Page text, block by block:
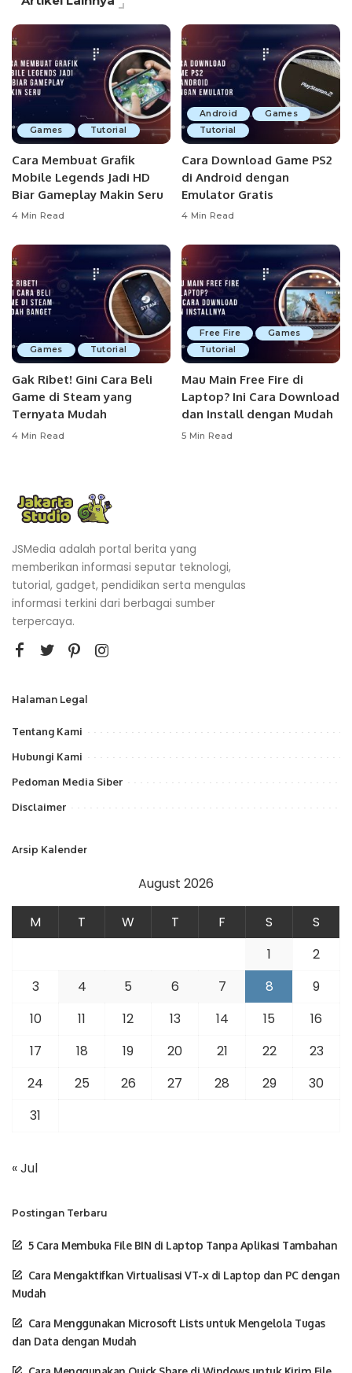
Games Tutorial
Cara Membuat Grafik
Mobile Legends Jadi HD
Biar Gameplay Makin Seru
4 Min Read
Android
Games
Tutorial
Cara Download Game PS2
di Android dengan
Emulator Gratis
4 Min Read
Games Tutorial
Gak Ribet! Gini Cara Beli
Game di Steam yang
Ternyata Mudah
4 Min Read
Free Fire
Games
Tutorial
Mau Main Free Fire di
Laptop? Ini Cara Download
dan Install dengan Mudah
5 Min Read
JSMedia adalah portal berita yang
memberikan informasi seputar teknologi,
tutorial, gadget, pendidikan serta mengulas
informasi terkini dari berbagai sumber
terpercaya.
Halaman Legal
Tentang Kami
Hubungi Kami
Pedoman Media Siber
Disclaimer
Arsip Kalender
August 2026
M T W T F S
S
1
2
3
4 5 6 7 8
9
10
11 12 13 14 15
16
17
18 19 20 21 22
23
24
25 26 27 28 29
30
31
« Jul
Postingan Terbaru
5 Cara Membuka File BIN di Laptop Tanpa Aplikasi Tambahan
Cara Mengaktifkan Virtualisasi VT-x di Laptop dan PC dengan
Mudah
Cara Menggunakan Microsoft Lists untuk Mengelola Tugas
dan Data dengan Mudah